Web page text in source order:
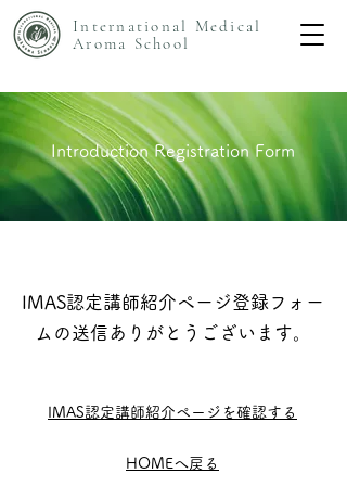
International Medical
Aroma School
IntroductionRegistration Form
IMAS認定講師紹介ページ登録フォー
ムの送信ありがとうございます。
IMAS認定講師紹介ページを確認する
HOMEへ戻る